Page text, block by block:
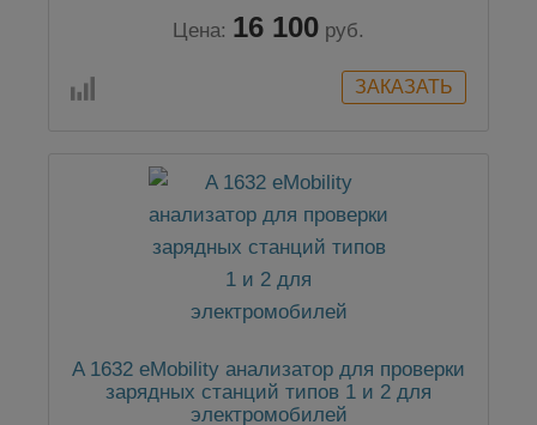
Цена: 16 100 руб.
A 1632 eMobility анализатор для проверки
зарядных станций типов 1 и 2 для
электромобилей